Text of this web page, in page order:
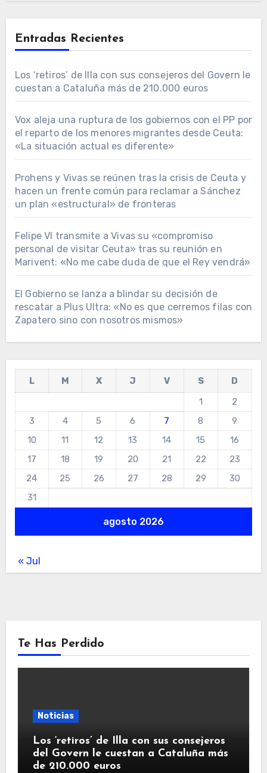
Entradas Recientes
Los ‘retiros’ de Illa con sus consejeros del Govern le
cuestan a Cataluña más de 210.000 euros
Vox aleja una ruptura de los gobiernos con el PP por
el reparto de los menores migrantes desde Ceuta:
«La situación actual es diferente»
Prohens y Vivas se reúnen tras la crisis de Ceuta y
hacen un frente común para reclamar a Sánchez
un plan «estructural» de fronteras
Felipe VI transmite a Vivas su «compromiso
personal de visitar Ceuta» tras su reunión en
Marivent: «No me cabe duda de que el Rey vendrá»
El Gobierno se lanza a blindar su decisión de
rescatar a Plus Ultra: «No es que cerremos filas con
Zapatero sino con nosotros mismos»
agosto 2026
L M X J V S
D
1
2
3
4 5 6 7 8
9
10
11 12 13 14 15
16
17
18 19 20 21 22
23
24
25 26 27 28 29
30
31
« Jul
Te Has Perdido
Noticias
Los ‘retiros’ de Illa con sus consejeros
del Govern le cuestan a Cataluña más
de 210.000 euros